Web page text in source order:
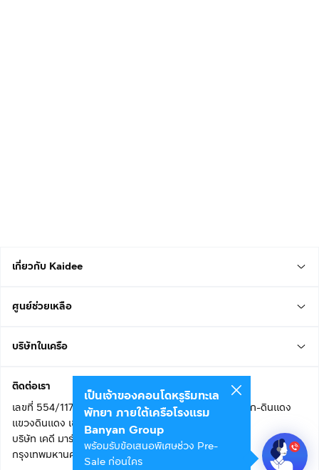
เกี่ยวกับ Kaidee
ศูนย์ช่วยเหลือ
บริษัทในเครือ
ติดต่อเรา
เลขที่ 554/117 อาคารสกายไนน์ เซ็นเตอร์ ชั้น 22 ถนนอโศก-ดินแดง
แขวงดินแดง เขตดินแดง
บริษัท เคดี มาร์เก็ตเพลส จำกัด (สำนักงานใหญ่)
กรุงเทพมหานคร 10400
เป็นเจ้าของคอนโดหรูริมทะเล
พัทยา ภายใต้เครือโรงแรม
Banyan Group
พร้อมรับข้อเสนอพิเศษช่วง Pre-
Sale ก่อนใคร